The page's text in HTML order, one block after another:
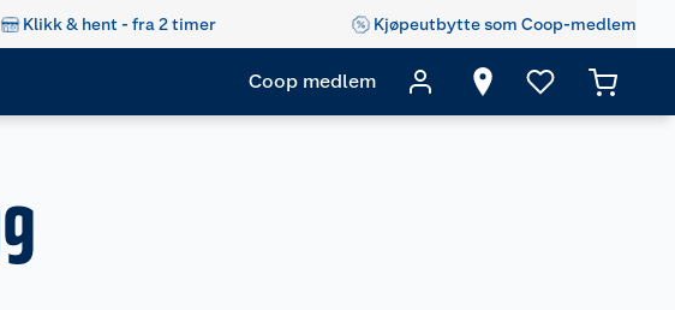
Klikk & hent - fra 2 timer Kjøpeutbytte som Coop-medlem
Coop medlem